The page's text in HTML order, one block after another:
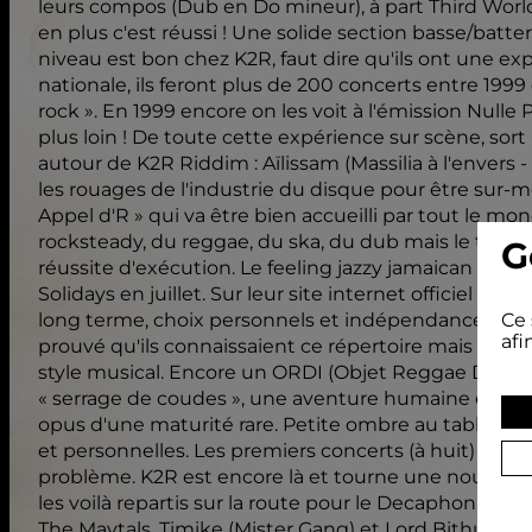
leurs compos (Dub en Do mineur), à part Third
en plus c'est réussi ! Une solide section basse/
niveau est bon chez K2R, faut dire qu'ils ont une
nationale, ils feront plus de 200 concerts entre
rock ». En 1999 encore on les voit à l'émission
plus loin ! De toute cette expérience sur scène,
autour de K2R Riddim : Aïlissam (Massilia à
les rouages de l'industrie du disque pour être sur-
Appel d'R » qui va être bien accueilli par tout le
rocksteady, du reggae, du ska, du dub mais le
réussite d'exécution. Le feeling jazzy jamaican est
Solidays en juillet. Sur leur site internet officiel
long terme, choix personnels et indépendance ».
prouvé qu'ils connaissaient ce répertoire mais
style musical. Encore un ORDI (Objet Reggae
« serrage de coudes », une aventure humaine et
opus d'une maturité rare. Petite ombre au
et personnelles. Les premiers concerts (à huit) se
problème. K2R est encore là et tourne une
les voilà repartis sur la route pour le Decaphonik